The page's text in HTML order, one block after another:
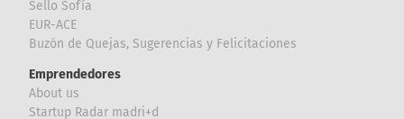
Sello Sofía
EUR-ACE
Buzón de Quejas, Sugerencias y Felicitaciones
Emprendedores
About us
Startup Radar madri+d